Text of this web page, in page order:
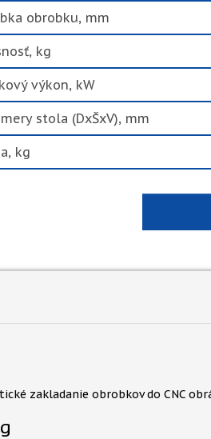
obrobku, mm
kg
výkon, kW
stola (DxŠxV), mm
kg
zakladanie obrobkov do CNC